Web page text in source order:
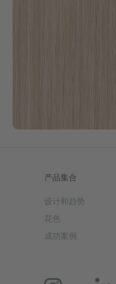
产品集合
设计和趋势
花色
成功案例